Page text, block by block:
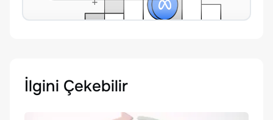
İlgini Çekebilir